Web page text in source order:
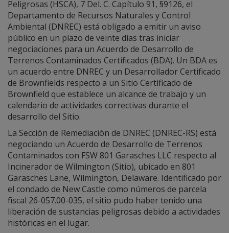
Peligrosas (HSCA), 7 Del. C. Capítulo 91, §9126, el
Departamento de Recursos Naturales y Control
Ambiental (DNREC) está obligado a emitir un aviso
público en un plazo de veinte días tras iniciar
negociaciones para un Acuerdo de Desarrollo de
Terrenos Contaminados Certificados (BDA). Un BDA es
un acuerdo entre DNREC y un Desarrollador Certificado
de Brownfields respecto a un Sitio Certificado de
Brownfield que establece un alcance de trabajo y un
calendario de actividades correctivas durante el
desarrollo del Sitio.
La Sección de Remediación de DNREC (DNREC-RS) está
negociando un Acuerdo de Desarrollo de Terrenos
Contaminados con FSW 801 Garasches LLC respecto al
Incinerador de Wilmington (Sitio), ubicado en 801
Garasches Lane, Wilmington, Delaware. Identificado por
el condado de New Castle como números de parcela
fiscal 26-057.00-035, el sitio pudo haber tenido una
liberación de sustancias peligrosas debido a actividades
históricas en el lugar.